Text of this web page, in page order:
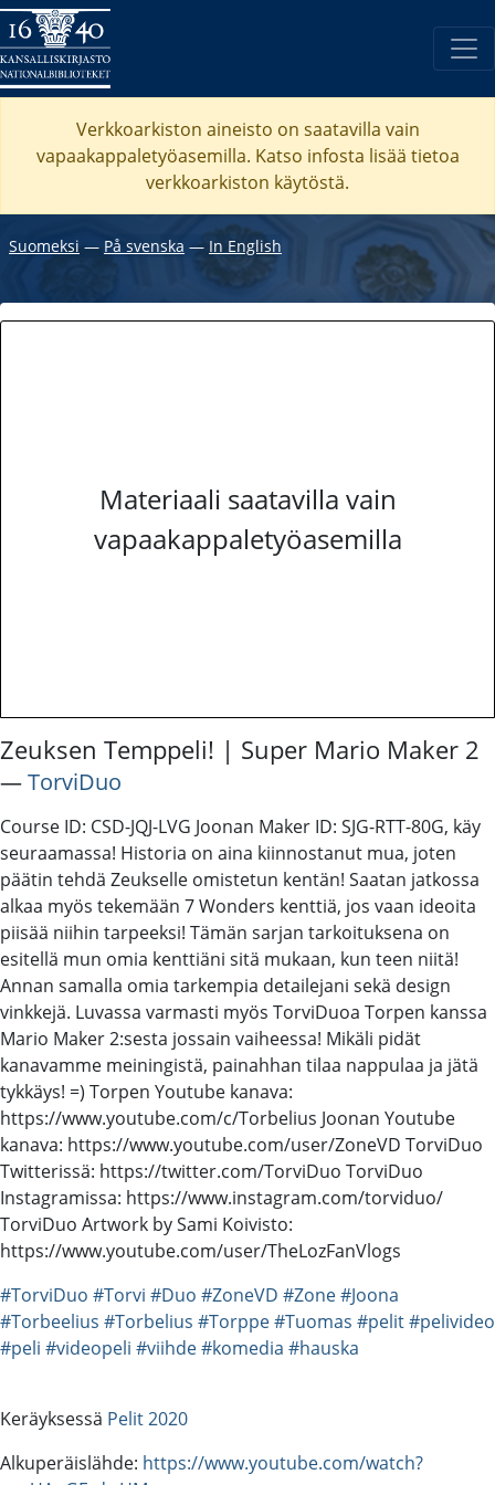
Verkkoarkiston aineisto on saatavilla vain
vapaakappaletyöasemilla. Katso infosta lisää tietoa
verkkoarkiston käytöstä.
Suomeksi ― På svenska ― In English
Materiaali saatavilla vain
vapaakappaletyöasemilla
Zeuksen Temppeli! | Super Mario Maker 2
―TorviDuo
Course ID: CSD-JQJ-LVG Joonan Maker ID: SJG-RTT-80G, käy
seuraamassa! Historia on aina kiinnostanut mua, joten
päätin tehdä Zeukselle omistetun kentän! Saatan jatkossa
alkaa myös tekemään 7 Wonders kenttiä, jos vaan ideoita
piisää niihin tarpeeksi! Tämän sarjan tarkoituksena on
esitellä mun omia kenttiäni sitä mukaan, kun teen niitä!
Annan samalla omia tarkempia detailejani sekä design
vinkkejä. Luvassa varmasti myös TorviDuoa Torpen kanssa
Mario Maker 2:sesta jossain vaiheessa! Mikäli pidät
kanavamme meiningistä, painahhan tilaa nappulaa ja jätä
tykkäys! =) Torpen Youtube kanava:
https://www.youtube.com/c/Torbelius Joonan Youtube
kanava: https://www.youtube.com/user/ZoneVD TorviDuo
Twitterissä: https://twitter.com/TorviDuo TorviDuo
Instagramissa: https://www.instagram.com/torviduo/
TorviDuo Artwork by Sami Koivisto:
https://www.youtube.com/user/TheLozFanVlogs
#TorviDuo #Torvi #Duo #ZoneVD #Zone#Joona
#Torbeelius #Torbelius #Torppe#Tuomas #pelit#pelivideo
#peli #videopeli #viihde#komedia #hauska
Keräyksessä Pelit 2020
Alkuperäislähde: https://www.youtube.com/watch?